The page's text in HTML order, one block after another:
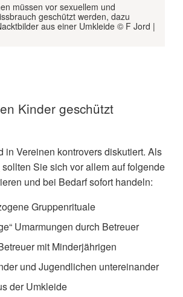
müssen vor sexuellem und
geschützt werden, dazu
aus einer Umkleide © F Jord |
Kinder geschützt
in Vereinen kontrovers diskutiert. Als
sollten Sie sich vor allem auf folgende
und bei Bedarf sofort handeln:
Gruppenrituale
Umarmungen durch Betreuer
mit Minderjährigen
und Jugendlichen untereinander
der Umkleide